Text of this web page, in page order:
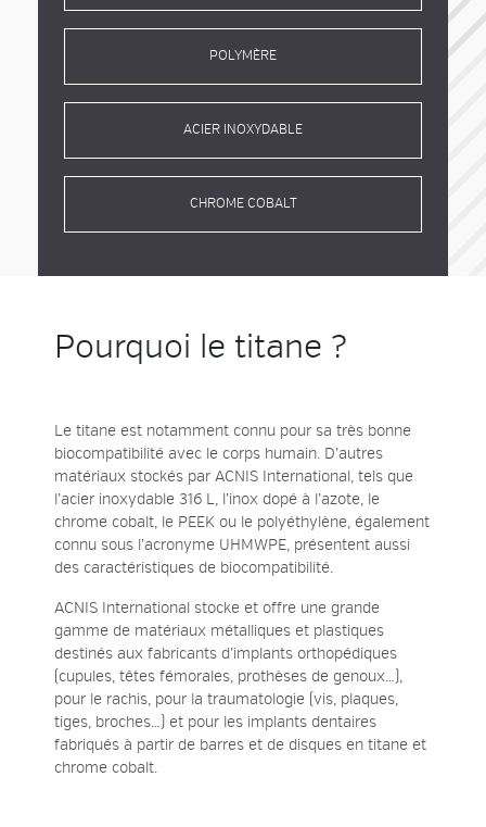
POLYMÈRE
ACIER INOXYDABLE
CHROME COBALT
Pourquoi le titane ?
Le titane est notamment connu pour sa très bonne
biocompatibilité avec le corps humain. D’autres
matériaux stockés par ACNIS International, tels que
l’acier inoxydable 316 L, l’inox dopé à l’azote, le
chrome cobalt, le PEEK ou le polyéthylène, également
connu sous l’acronyme UHMWPE, présentent aussi
des caractéristiques de biocompatibilité.
ACNIS International stocke et offre une grande
gamme de matériaux métalliques et plastiques
destinés aux fabricants d’implants orthopédiques
(cupules, têtes fémorales, prothèses de genoux…),
pour le rachis, pour la traumatologie (vis, plaques,
tiges, broches…) et pour les implants dentaires
fabriqués à partir de barres et de disques en titane et
chrome cobalt.